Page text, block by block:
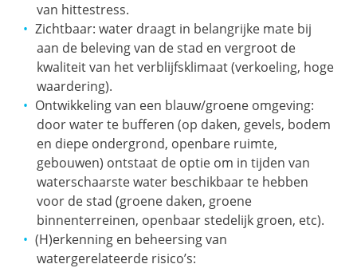
van hittestress.
Zichtbaar: water draagt in belangrijke mate bij
aan de beleving van de stad en vergroot de
kwaliteit van het verblijfsklimaat (verkoeling, hoge
waardering).
Ontwikkeling van een blauw/groene omgeving:
door water te bufferen (op daken, gevels, bodem
en diepe ondergrond, openbare ruimte,
gebouwen) ontstaat de optie om in tijden van
waterschaarste water beschikbaar te hebben
voor de stad (groene daken, groene
binnenterreinen, openbaar stedelijk groen, etc).
(H)erkenning en beheersing van
watergerelateerde risico’s: